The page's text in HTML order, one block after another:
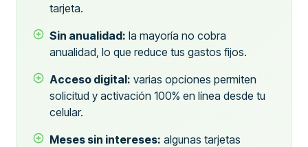
tarjeta.
Sin anualidad: la mayoría no cobra
anualidad, lo que reduce tus gastos fijos.
Acceso digital: varias opciones permiten
solicitud y activación 100% en línea desde tu
celular.
Meses sin intereses: algunas tarjetas